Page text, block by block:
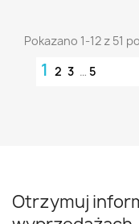
Pokazano 1-12 z 51
1 2 3 … 5
Otrzymuj